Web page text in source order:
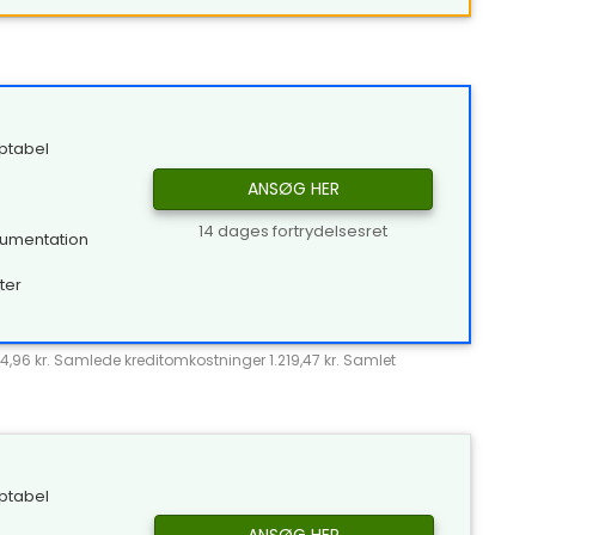
ANSØG HER
14 dages fortrydelsesret
kr. Samlede kreditomkostninger 1.219,47 kr. Samlet